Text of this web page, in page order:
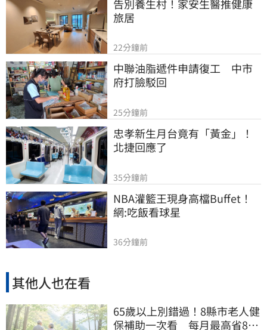
告別養生村！家安生醫推健康
旅居
22分鐘前
中聯油脂遞件申請復工　中市
府打臉駁回
25分鐘前
忠孝新生月台竟有「黃金」！
北捷回應了
35分鐘前
NBA灌籃王現身高檔Buffet！
網:吃飯看球星
36分鐘前
其他人也在看
65歲以上別錯過！8縣市老人健
保補助一次看 每月最高省826